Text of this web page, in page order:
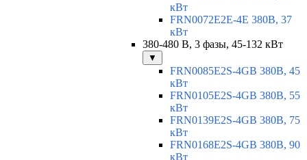
кВт
FRN0072E2E-4E 380В, 37
кВт
380-480 В, 3 фазы, 45-132 кВт
▼
FRN0085E2S-4GB 380В, 45
кВт
FRN0105E2S-4GB 380В, 55
кВт
FRN0139E2S-4GB 380В, 75
кВт
FRN0168E2S-4GB 380В, 90
кВт